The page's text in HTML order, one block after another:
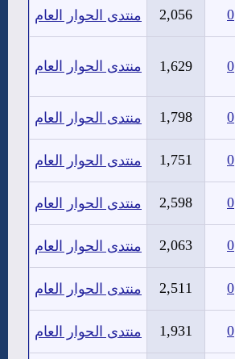
0
2,056 منتدى الحوار العام
0
1,629 منتدى الحوار العام
0
1,798 منتدى الحوار العام
0
1,751 منتدى الحوار العام
0
2,598 منتدى الحوار العام
0
2,063 منتدى الحوار العام
0
2,511 منتدى الحوار العام
0
1,931 منتدى الحوار العام